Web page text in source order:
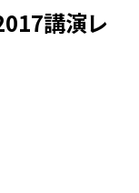
講演レ